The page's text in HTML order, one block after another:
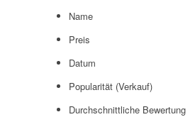
Name
Preis
Datum
Popularität (Verkauf)
Durchschnittliche Bewertung